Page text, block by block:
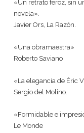
«Un retrato feroz, sin
novela».
Javier Ors, La Razón.
«Una obramaestra»
Roberto Saviano
«La elegancia de Éric
Sergio del Molino.
«Formidable e
Le Monde